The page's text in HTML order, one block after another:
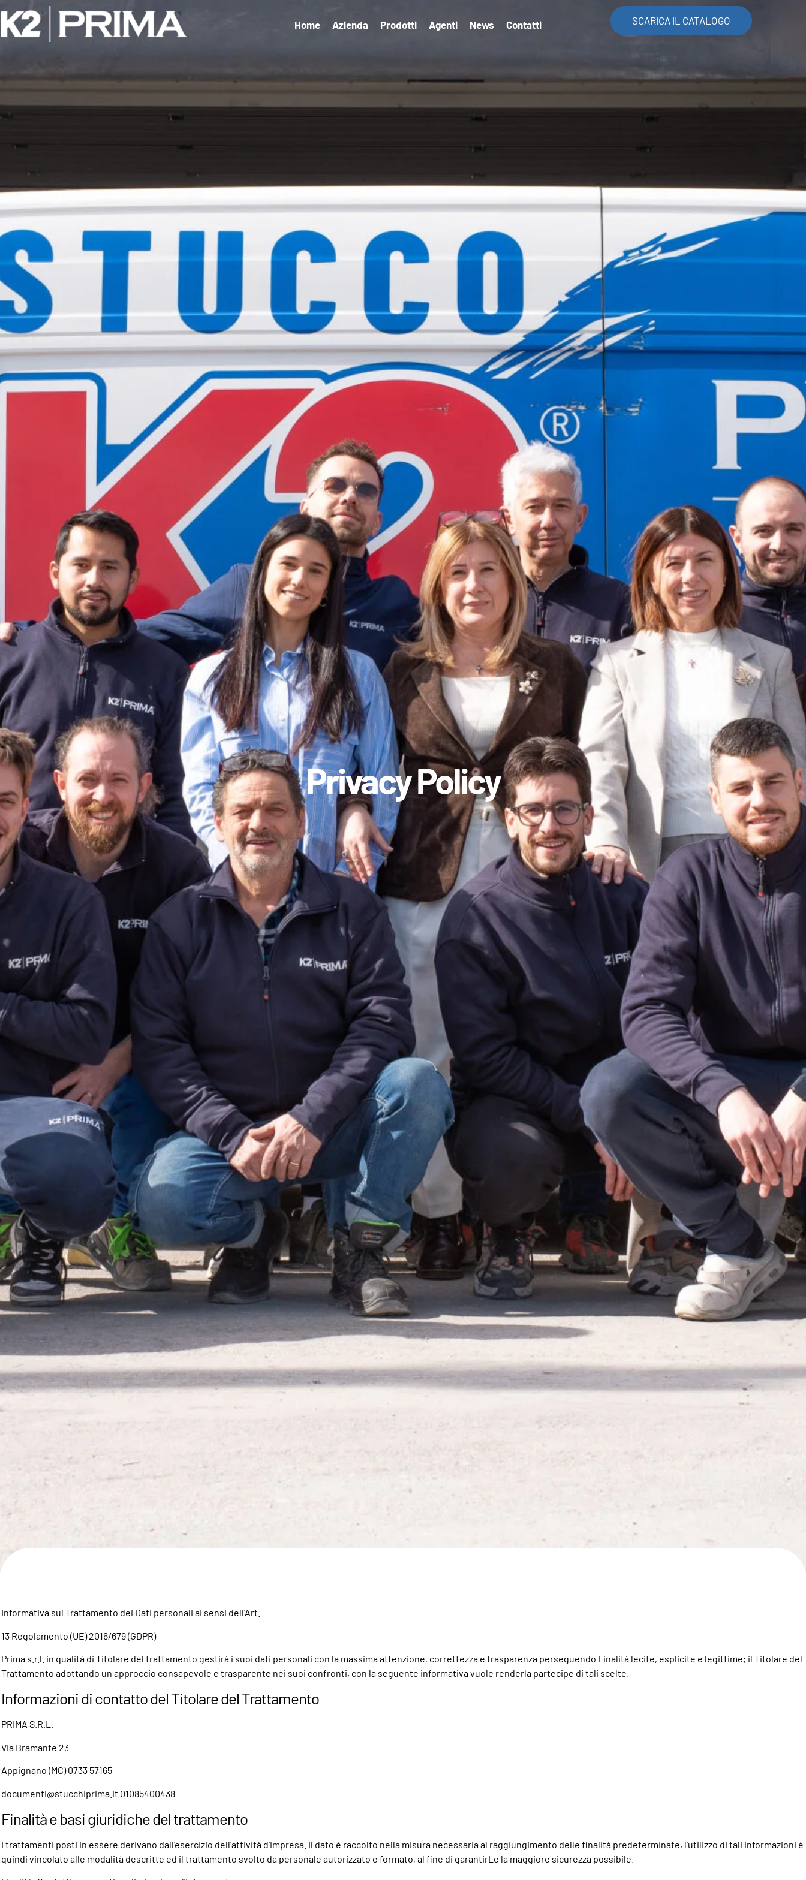
Home Azienda Prodotti Agenti News Contatti SCARICA IL CATALOGO
Privacy Policy
Privacy Policy
Informativa sul Trattamento dei Dati personali ai sensi dell’Art.
13 Regolamento (UE) 2016/679 (GDPR)
Prima s.r.l. in qualità di Titolare del trattamento gestirà i suoi dati personali con la massima attenzione, correttezza e trasparenza perseguendo Finalità lecite, esplicite e legittime; il Titolare del
Trattamento adottando un approccio consapevole e trasparente nei suoi confronti, con la seguente informativa vuole renderla partecipe di tali scelte.
Informazioni di contatto del Titolare del Trattamento
PRIMA S.R.L.
Via Bramante 23
Appignano (MC) 0733 57165
documenti@stucchiprima.it 01085400438
Finalità e basi giuridiche del trattamento
I trattamenti posti in essere derivano dall’esercizio dell’attività d’impresa. Il dato è raccolto nella misura necessaria al raggiungimento delle finalità predeterminate, l’utilizzo di tali informazioni è
quindi vincolato alle modalità descritte ed il trattamento svolto da personale autorizzato e formato, al fine di garantirLe la maggiore sicurezza possibile.